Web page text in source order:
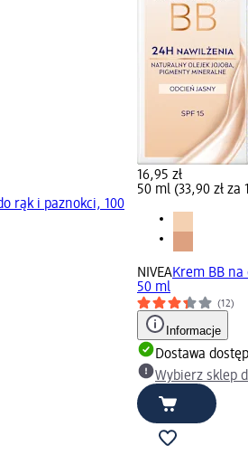
rąk i paznokci, 100
16,95 zł
50 ml (33,90 zł za
NIVEAKrem BB
50 ml
(12)
Informacje
Dostawa
Wybierz sklep